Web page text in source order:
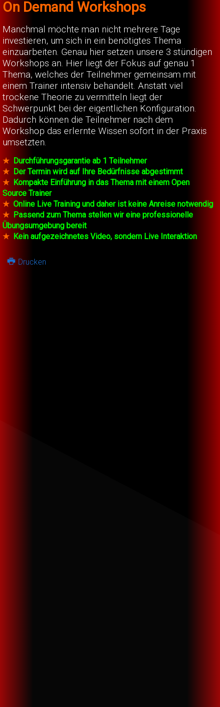
On Demand Workshops
Manchmal möchte man nicht mehrere Tage
investieren, um sich in ein benötigtes Thema
einzuarbeiten. Genau hier setzen unsere 3 stündigen
Workshops an. Hier liegt der Fokus auf genau 1
Thema, welches der Teilnehmer gemeinsam mit
einem Trainer intensiv behandelt. Anstatt viel
trockene Theorie zu vermitteln liegt der
Schwerpunkt bei der eigentlichen Konfiguration.
Dadurch können die Teilnehmer nach dem
Workshop das erlernte Wissen sofort in der Praxis
umsetzten.
★ Durchführungsgarantie ab 1 Teilnehmer
★ Der Termin wird auf Ihre Bedürfnisse abgestimmt
★ Kompakte Einführung in das Thema mit einem Open
Source Trainer
★ Online Live Training und daher ist keine Anreise notwendig
★ Passend zum Thema stellen wir eine professionelle
Übungsumgebung bereit
★ Kein aufgezeichnetes Video, sondern Live Interaktion
Drucken